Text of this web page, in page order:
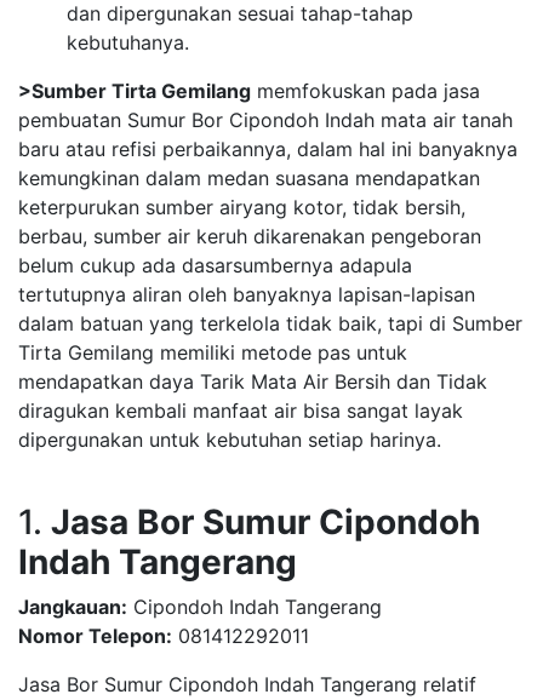
dan dipergunakan sesuai tahap-tahap
kebutuhanya.
>Sumber Tirta Gemilang memfokuskan pada jasa
pembuatan Sumur Bor Cipondoh Indah mata air tanah
baru atau refisi perbaikannya, dalam hal ini banyaknya
kemungkinan dalam medan suasana mendapatkan
keterpurukan sumber airyang kotor, tidak bersih,
berbau, sumber air keruh dikarenakan pengeboran
belum cukup ada dasarsumbernya adapula
tertutupnya aliran oleh banyaknya lapisan-lapisan
dalam batuan yang terkelola tidak baik, tapi di Sumber
Tirta Gemilang memiliki metode pas untuk
mendapatkan daya Tarik Mata Air Bersih dan Tidak
diragukan kembali manfaat air bisa sangat layak
dipergunakan untuk kebutuhan setiap harinya.
1. Jasa Bor Sumur Cipondoh
Indah Tangerang
Jangkauan: Cipondoh Indah Tangerang
Nomor Telepon: 081412292011
Jasa Bor Sumur Cipondoh Indah Tangerang relatif